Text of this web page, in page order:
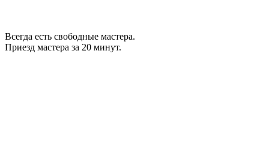
Всегда есть свободные мастера.
Приезд мастера за 20 минут.